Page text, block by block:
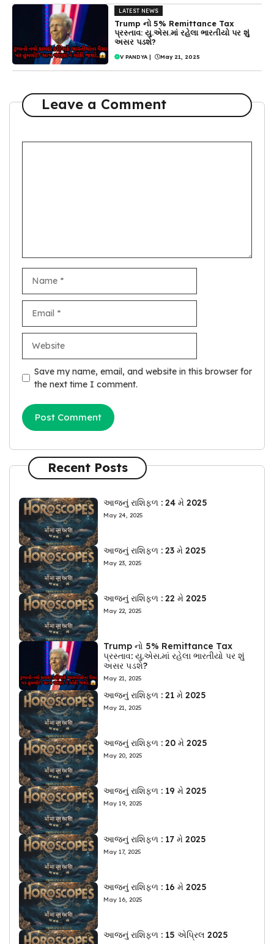
LATEST NEWS
Trump નો 5% Remittance Tax
પ્રસ્તાવ: યુ.એસ.માં રહેલા ભારતીયો પર શું
અસર પડશે?
V PANDYA | May 21, 2025
Leave a Comment
Save my name, email, and website in this browser for
the next time I comment.
Recent Posts
આજનું રાશિફળ : 24 મે 2025
May 24, 2025
આજનું રાશિફળ : 23 મે 2025
May 23, 2025
આજનું રાશિફળ : 22 મે 2025
May 22, 2025
Trump નો 5% Remittance Tax
પ્રસ્તાવ: યુ.એસ.માં રહેલા ભારતીયો પર શું
અસર પડશે?
May 21, 2025
આજનું રાશિફળ : 21 મે 2025
May 21, 2025
આજનું રાશિફળ : 20 મે 2025
May 20, 2025
આજનું રાશિફળ : 19 મે 2025
May 19, 2025
આજનું રાશિફળ : 17 મે 2025
May 17, 2025
આજનું રાશિફળ : 16 મે 2025
May 16, 2025
આજનું રાશિફળ : 15 એપ્રિલ 2025